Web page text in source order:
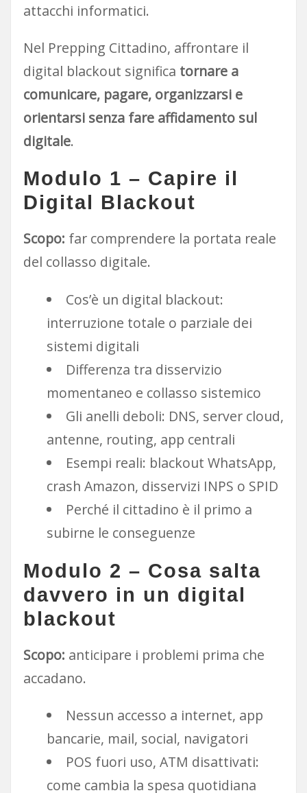
attacchi informatici.
Nel Prepping Cittadino, affrontare il
digital blackout significa tornare a
comunicare, pagare, organizzarsi e
orientarsi senza fare affidamento sul
digitale.
Modulo 1 – Capire il
Digital Blackout
Scopo: far comprendere la portata reale
del collasso digitale.
Cos’è un digital blackout:
interruzione totale o parziale dei
sistemi digitali
Differenza tra disservizio
momentaneo e collasso sistemico
Gli anelli deboli: DNS, server cloud,
antenne, routing, app centrali
Esempi reali: blackout WhatsApp,
crash Amazon, disservizi INPS o SPID
Perché il cittadino è il primo a
subirne le conseguenze
Modulo 2 – Cosa salta
davvero in un digital
blackout
Scopo: anticipare i problemi prima che
accadano.
Nessun accesso a internet, app
bancarie, mail, social, navigatori
POS fuori uso, ATM disattivati:
come cambia la spesa quotidiana